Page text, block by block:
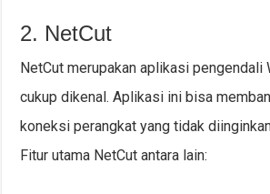
2. NetCut
NetCut merupakan aplikasi pengendali
cukup dikenal. Aplikasi ini bisa
koneksi perangkat yang tidak
Fitur utama NetCut antara lain: